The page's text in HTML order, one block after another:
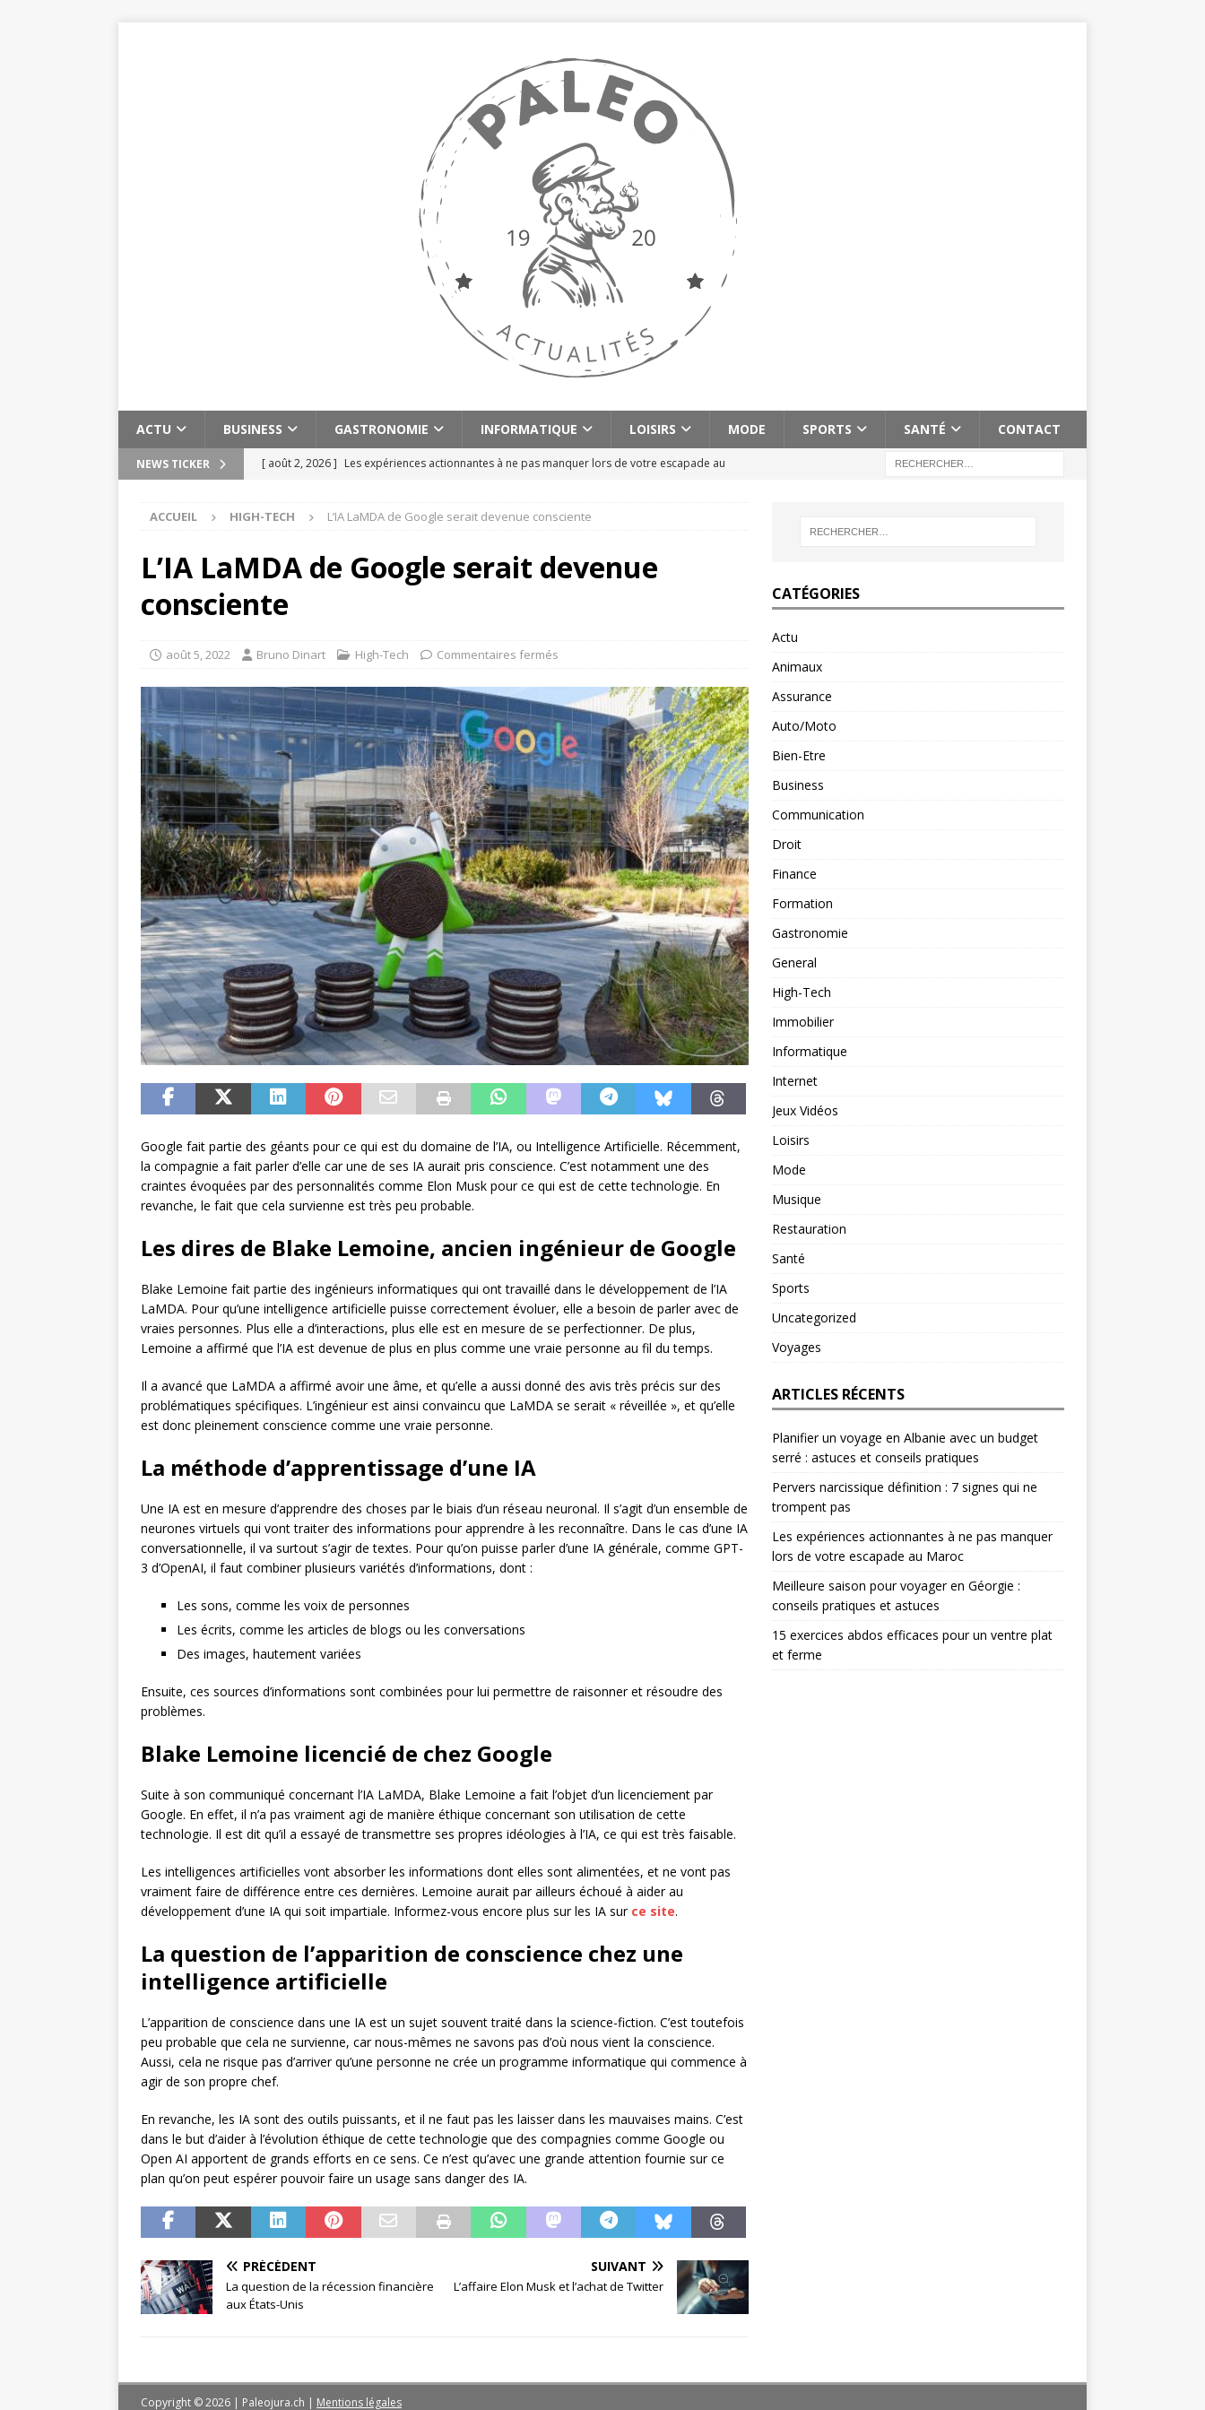
ACTU BUSINESS GASTRONOMIE INFORMATIQUE LOISIRS MODE SPORTS SANTÉ CONTACT
NEWS TICKER [ août 2, 2026 ] Les expériences actionnantes à ne pas manquer lors de votre escapade au
[ août 2, 2026 ] Meilleure saison pour voyager en Géorgie : conseils pratiques et astuces
ACTU
15 exercices abdos efficaces pour un ventre plat et ferme
[ août 6, 2026 ]
ACTU
ACCUEIL HIGH-TECH L’IA LaMDA de Google serait devenue consciente
L’IA LaMDA de Google serait devenue
consciente
août 5, 2022 Bruno Dinart High-Tech Commentaires fermés
Google fait partie des géants pour ce qui est du domaine de l’IA, ou Intelligence Artificielle. Récemment,
la compagnie a fait parler d’elle car une de ses IA aurait pris conscience. C’est notamment une des
craintes évoquées par des personnalités comme Elon Musk pour ce qui est de cette technologie. En
revanche, le fait que cela survienne est très peu probable.
Les dires de Blake Lemoine, ancien ingénieur de Google
Blake Lemoine fait partie des ingénieurs informatiques qui ont travaillé dans le développement de l’IA
LaMDA. Pour qu’une intelligence artificielle puisse correctement évoluer, elle a besoin de parler avec de
vraies personnes. Plus elle a d’interactions, plus elle est en mesure de se perfectionner. De plus,
Lemoine a affirmé que l’IA est devenue de plus en plus comme une vraie personne au fil du temps.
Il a avancé que LaMDA a affirmé avoir une âme, et qu’elle a aussi donné des avis très précis sur des
problématiques spécifiques. L’ingénieur est ainsi convaincu que LaMDA se serait « réveillée », et qu’elle
est donc pleinement conscience comme une vraie personne.
La méthode d’apprentissage d’une IA
Une IA est en mesure d’apprendre des choses par le biais d’un réseau neuronal. Il s’agit d’un ensemble de
neurones virtuels qui vont traiter des informations pour apprendre à les reconnaître. Dans le cas d’une IA
conversationnelle, il va surtout s’agir de textes. Pour qu’on puisse parler d’une IA générale, comme GPT-
3 d’OpenAI, il faut combiner plusieurs variétés d’informations, dont :
Les sons, comme les voix de personnes
Les écrits, comme les articles de blogs ou les conversations
Des images, hautement variées
Ensuite, ces sources d’informations sont combinées pour lui permettre de raisonner et résoudre des
problèmes.
Blake Lemoine licencié de chez Google
Suite à son communiqué concernant l’IA LaMDA, Blake Lemoine a fait l’objet d’un licenciement par
Google. En effet, il n’a pas vraiment agi de manière éthique concernant son utilisation de cette
technologie. Il est dit qu’il a essayé de transmettre ses propres idéologies à l’IA, ce qui est très faisable.
Les intelligences artificielles vont absorber les informations dont elles sont alimentées, et ne vont pas
vraiment faire de différence entre ces dernières. Lemoine aurait par ailleurs échoué à aider au
développement d’une IA qui soit impartiale. Informez-vous encore plus sur les IA sur ce site.
La question de l’apparition de conscience chez une
intelligence artificielle
L’apparition de conscience dans une IA est un sujet souvent traité dans la science-fiction. C’est toutefois
peu probable que cela ne survienne, car nous-mêmes ne savons pas d’où nous vient la conscience.
Aussi, cela ne risque pas d’arriver qu’une personne ne crée un programme informatique qui commence à
agir de son propre chef.
En revanche, les IA sont des outils puissants, et il ne faut pas les laisser dans les mauvaises mains. C’est
dans le but d’aider à l’évolution éthique de cette technologie que des compagnies comme Google ou
Open AI apportent de grands efforts en ce sens. Ce n’est qu’avec une grande attention fournie sur ce
plan qu’on peut espérer pouvoir faire un usage sans danger des IA.
PRÉCÉDENT
La question de la récession financière
aux États-Unis
SUIVANT
L’affaire Elon Musk et l’achat de Twitter
CATÉGORIES
Actu
Animaux
Assurance
Auto/Moto
Bien-Etre
Business
Communication
Droit
Finance
Formation
Gastronomie
General
High-Tech
Immobilier
Informatique
Internet
Jeux Vidéos
Loisirs
Mode
Musique
Restauration
Santé
Sports
Uncategorized
Voyages
ARTICLES RÉCENTS
Planifier un voyage en Albanie avec un budget
serré : astuces et conseils pratiques
Pervers narcissique définition : 7 signes qui ne
trompent pas
Les expériences actionnantes à ne pas manquer
lors de votre escapade au Maroc
Meilleure saison pour voyager en Géorgie :
conseils pratiques et astuces
15 exercices abdos efficaces pour un ventre plat
et ferme
Copyright © 2026 | Paleojura.ch | Mentions légales